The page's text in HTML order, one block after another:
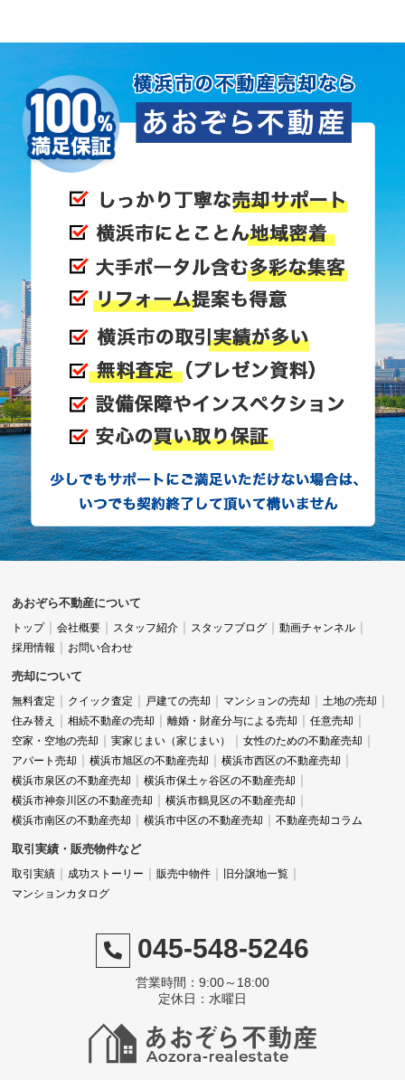
同じように購入を考えている方へ
「いつか買いたい」という気持ちがあるなら、まず
信頼できる担当者に相談してみてほしいと思いま
あおぞら不動産さんは、親身な対応と素早い対応を
していただけるので、安心して取引をお任せできる
と感じました。
知人にも自信を持ってご紹介できます。
そ、頼れる担当者がいることが何より心強いと思い
ます。
担当者よりメッセージ（志茂 祥子）
北川様は、同じマンション内に賃貸でお住まいの中
で、この度ご縁があり購入いただきました。
内見のご依頼をいただいた際から、このマンション
ご希望の条件がしっかりとあり、出会えた時の喜び
を一緒に感じることができて、とても嬉しかったで
あおぞら不動産について
トップ 会社概要 スタッフ紹介 スタッフブログ
動画チャンネル
採用情報
お問い合わせ
売却について
無料査定 クイック査定 戸建ての売却 マンションの売却
土地の売却
住み替え
相続不動産の売却 離婚・財産分与による売却
任意売却
空家・空地の売却
実家じまい（家じまい）
女性のための不動産売却
アパート売却
横浜市旭区の不動産売却
横浜市西区の不動産売却
横浜市泉区の不動産売却
横浜市保土ヶ谷区の不動産売却
横浜市神奈川区の不動産売却
横浜市鶴見区の不動産売却
横浜市南区の不動産売却
横浜市中区の不動産売却 不動産売却コラム
取引実績・販売物件など
取引実績 成功ストーリー 販売中物件
旧分譲地一覧
マンションカタログ
045-548-5246
営業時間：9:00～18:00
定休日：水曜日